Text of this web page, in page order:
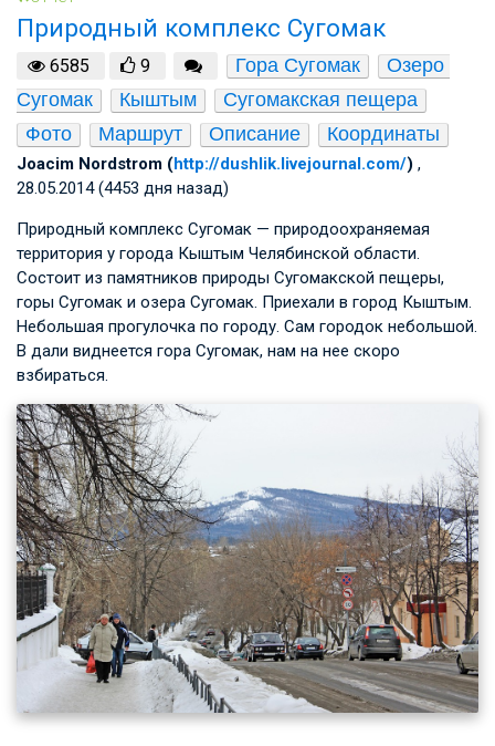
Природный комплекс Сугомак
6585 9 Гора Сугомак
Озеро
Сугомак
Кыштым
Сугомакская пещера
Фото
Маршрут Описание Координаты
Joacim Nordstrom (http://dushlik.livejournal.com/) ,
28.05.2014 (4453 дня назад)
Природный комплекс Сугомак — природоохраняемая
территория у города Кыштым Челябинской области.
Состоит из памятников природы Сугомакской пещеры,
горы Сугомак и озера Сугомак. Приехали в город Кыштым.
Небольшая прогулочка по городу. Сам городок небольшой.
В дали виднеется гора Сугомак, нам на нее скоро
взбираться.